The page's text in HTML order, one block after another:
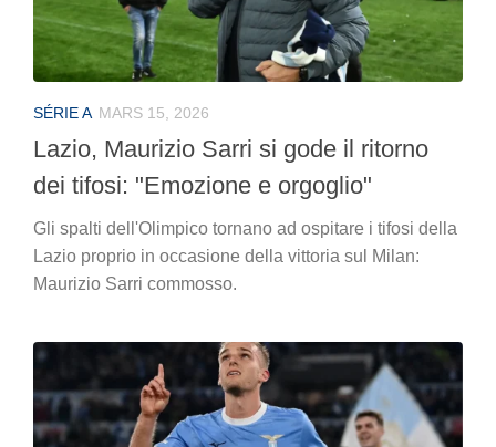
SÉRIE A MARS 15, 2026
Lazio, Maurizio Sarri si gode il ritorno
dei tifosi: "Emozione e orgoglio"
Gli spalti dell'Olimpico tornano ad ospitare i tifosi della
Lazio proprio in occasione della vittoria sul Milan:
Maurizio Sarri commosso.